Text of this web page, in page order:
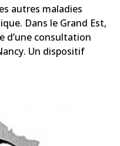
autres maladies
Dans le Grand Est,
d’une consultation
Un dispositif